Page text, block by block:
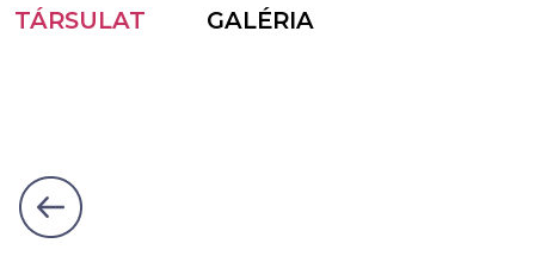
TÁRSULAT
GALÉRIA